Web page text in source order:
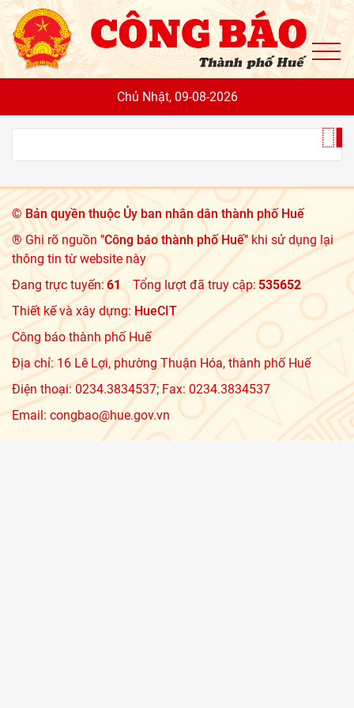
Chủ Nhật, 09-08-2026
©Bản quyền thuộc Ủy ban nhân dân thành phố Huế
® Ghi rõ nguồn "Công báo thành phố Huế"khi sử dụng lại
thông tin từ website này
Đang trực tuyến:61 Tổng lượt đã truy cập:535652
Thiết kế và xây dựng: HueCIT
Công báo thành phố Huế
Địa chỉ: 16 Lê Lợi, phường Thuận Hóa, thành phố Huế
Điện thoại: 0234.3834537; Fax: 0234.3834537
Email: congbao@hue.gov.vn